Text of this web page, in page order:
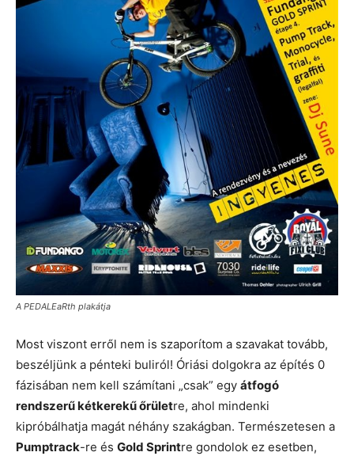
A PEDALEaRth plakátja
Most viszont erről nem is szaporítom a szavakat tovább,
beszéljünk a pénteki buliról! Óriási dolgokra az építés 0
fázisában nem kell számítani „csak” egy átfogó
rendszerű kétkerekű őrületre, ahol mindenki
kipróbálhatja magát néhány szakágban. Természetesen a
Pumptrack-re és Gold Sprintre gondolok ez esetben,